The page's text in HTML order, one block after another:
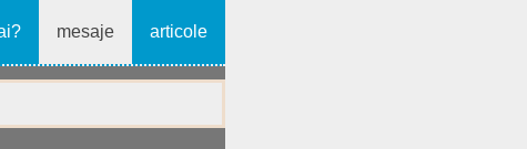
mesaje articole